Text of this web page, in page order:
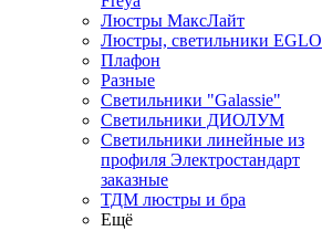
Люстры МаксЛайт
Люстры, светильники EGLO
Плафон
Разные
Светильники "Galassie"
Светильники ДИОЛУМ
Светильники линейные из
профиля Электростандарт
заказные
ТДМ люстры и бра
Ещё